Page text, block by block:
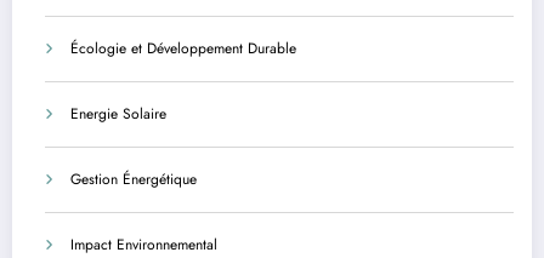
Écologie et Développement Durable
Energie Solaire
Gestion Énergétique
Impact Environnemental